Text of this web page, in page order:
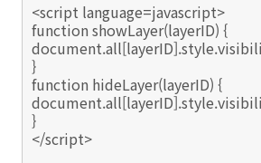
<script language=javascript>
function showLayer(layerID) {
}
function hideLayer(layerID) {
}
</script>